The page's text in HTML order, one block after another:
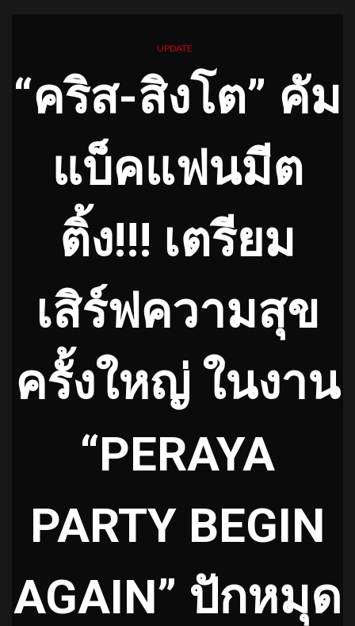
UPDATE
“คริส-สิงโต” คัม
แบ็คแฟนมีต
ติ้ง!!! เตรียม
เสิร์ฟความสุข
ครั้งใหญ่ ในงาน
“PERAYA
PARTY BEGIN
AGAIN” ปักหมุด